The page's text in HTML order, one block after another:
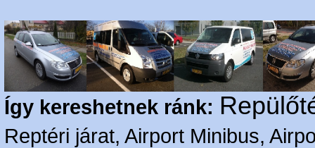
Így kereshetnek ránk:
Reptéri járat, Airport Minibus,